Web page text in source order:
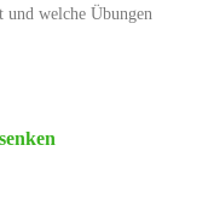
und welche Übungen